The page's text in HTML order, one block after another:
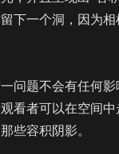
下一个洞，因为
问题不会有任何
看者可以在空间
些容积阴影。